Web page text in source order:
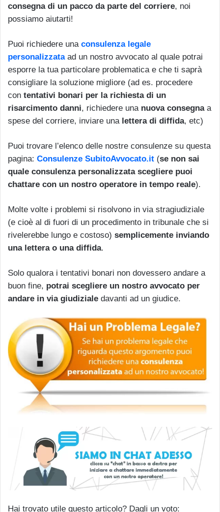
consegna di un pacco da parte del corriere, noi
possiamo aiutarti!
Puoi richiedere una consulenza legale
personalizzataad un nostro avvocato al quale potrai
esporre la tua particolare problematica e che ti saprà
consigliare la soluzione migliore (ad es. procedere
con tentativi bonari per la richiesta di un
risarcimento danni, richiedere una nuova consegnaa
spese del corriere, inviare una lettera di diffida, etc)
Puoi trovare l’elenco delle nostre consulenze su questa
pagina: Consulenze SubitoAvvocato.it (se non sai
quale consulenza personalizzata scegliere puoi
chattare con un nostro operatore in tempo reale).
Molte volte i problemi si risolvono in via stragiudiziale
(e cioè al di fuori di un procedimento in tribunale che si
rivelerebbe lungo e costoso) semplicemente inviando
una lettera o una diffida.
Solo qualora i tentativi bonari non dovessero andare a
buon fine, potrai scegliere un nostro avvocato per
andare in via giudiziale davanti ad un giudice.
Hai trovato utile questo articolo? Dagli un voto: